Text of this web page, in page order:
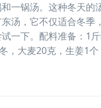
一锅汤。这种冬天的
汤，它不仅适合冬季
一下。配料准备：1
，大麦20克，生姜1